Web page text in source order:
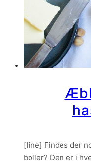
[line] Findes der
boller? Den er i